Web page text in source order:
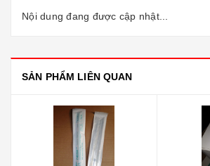
Nội dung đang được cập nhật...
SẢN PHẨM LIÊN QUAN